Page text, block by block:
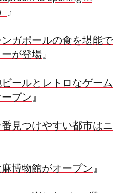
』
ガポールの食を堪能で
が登場』
ールとレトロなゲーム
プン』
見つけやすい都市はニ
博物館がオープン』